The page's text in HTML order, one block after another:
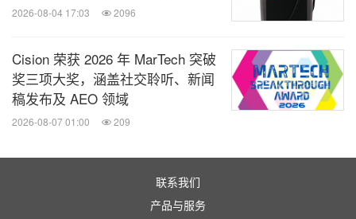
2026-08-04 17:03 2096
Cision 荣获 2026 年 MarTech 突破
奖三项大奖，涵盖社交聆听、新闻
稿发布及 AEO 领域
2026-08-07 01:00 209
联系我们
产品与服务